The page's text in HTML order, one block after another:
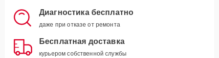
Диагностика бесплатно
даже при отказе от ремонта
Бесплатная доставка
курьером собственной службы